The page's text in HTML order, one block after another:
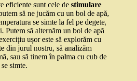
eficiente sunt cele de stimulare
să ne jucăm cu un bol de apă,
se simte la fel pe degete,
Putem să alternăm un bol de apă
ușor este să explorăm cu
din jurul nostru, să analizăm
sau să tinem în palma cu cub de
simte.